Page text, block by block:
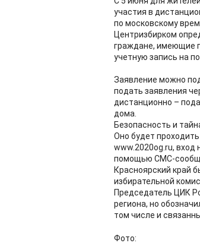
участия в
по московскому
Центризбирком
граждане, имеющие
учетную запись на
Заявление можно
подать заявления
дистанционно –
дома.
Безопасность и
Оно будет
www.2020og.ru, вход
помощью СМС-
Красноярский край
избирательной
Председатель ЦИК
региона, но
том числе и
Фото: